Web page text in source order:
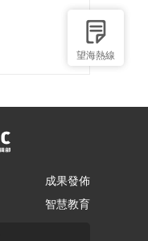
望海熱線
成果發佈
智慧教育